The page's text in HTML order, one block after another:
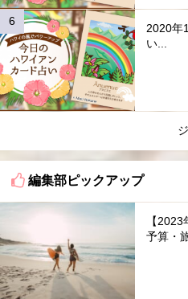
2020年
い...
編集部ピックアップ
【
予算・